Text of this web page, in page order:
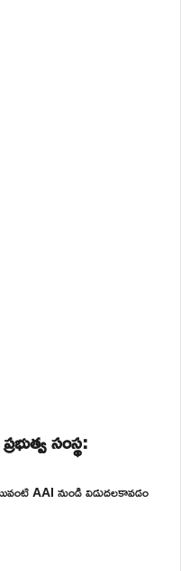
సంస్థ:
AAI నుండి విడుదలకావడం